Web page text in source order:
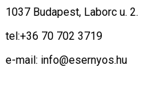
1037 Budapest, Laborc u. 2.
tel:+36 70 702 3719
e-mail: info@esernyos.hu